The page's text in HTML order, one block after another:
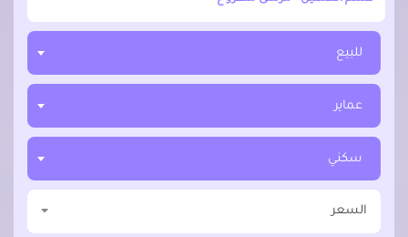
للبيع
عماير
سكني
السعر